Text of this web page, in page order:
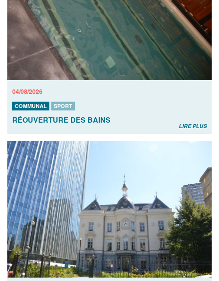
04/08/2026
COMMUNAL SPORT
RÉOUVERTURE DES BAINS
LIRE PLUS